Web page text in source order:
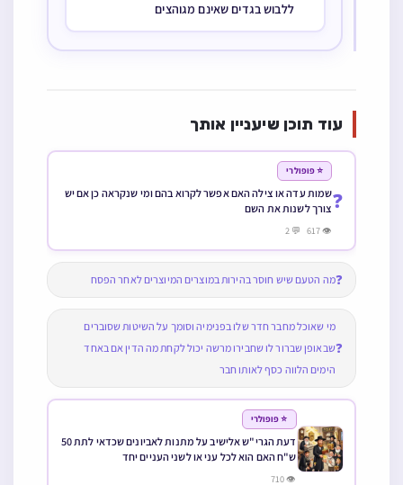
ללבוש בגדים שאינם מגוהצים
עוד תוכן שיעניין אותך
❓
⭐ פופולרי
שמות עדה או צילה האם אפשר לקרוא בהם ומי שנקראה כן אם יש
צורך לשנות את השם
👁 617 💬 2
❓מה הטעם שיש חוסר בהירות במוצרים המיוצרים לאחר הפסח
❓
מי שאוכל מחבר חדר שלו בפנימיה וסומך על השיטות שסוברים
שבאופן שברור לו שחבירו מרשה יכול לקחת מה הדין אם באחד
הימים הלווה כסף לאותו חבר
⭐ פופולרי
דעת הגרי"ש אלישיב על מתנות לאביונים שכדאי לתת 50
ש"ח האם הוא לכל עני או לשני העניים יחד
👁 710